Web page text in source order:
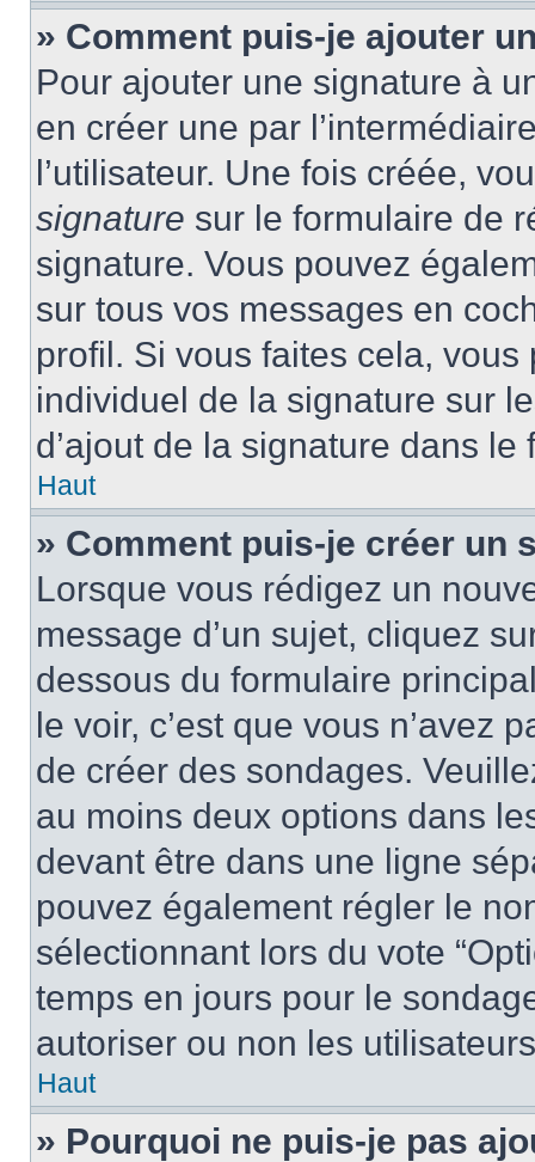
» Comment puis-je ajouter
Pour ajouter une signature à
en créer une par
l’utilisateur. Une fois créée,
signature sur le formulaire de
signature. Vous pouvez
sur tous vos messages en
profil. Si vous faites cela, vous
individuel de la signature sur
d’ajout de la signature dans
Haut
» Comment puis-je créer un
Lorsque vous rédigez un
message d’un sujet, cliquez
dessous du formulaire
le voir, c’est que vous n’avez
de créer des sondages.
au moins deux options dans
devant être dans une ligne
pouvez également régler le
sélectionnant lors du vote
temps en jours pour le
autoriser ou non les
Haut
» Pourquoi ne puis-je pas